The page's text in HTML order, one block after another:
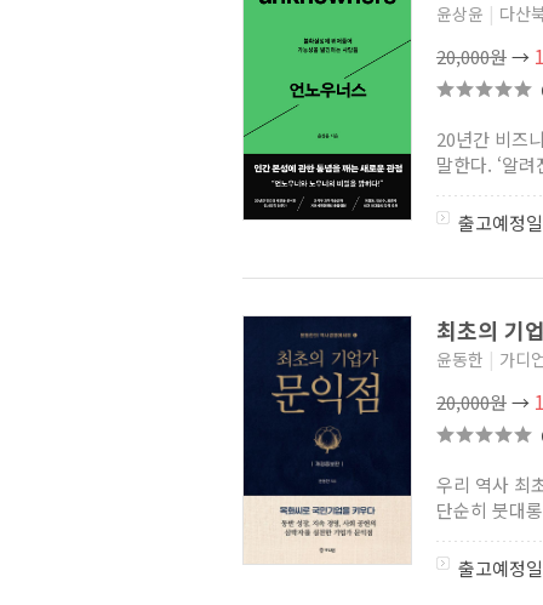
윤상윤 | 다산
20,000원→
20년간 비즈
말한다. ‘알려
출고예정
최초의 기
윤동한 | 가디
20,000원→
우리 역사 최
단순히 붓대
출고예정